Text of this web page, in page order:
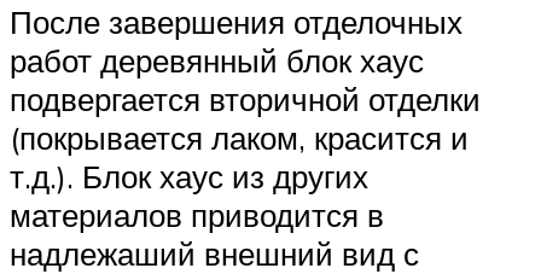
После завершения отделочных
работ деревянный блок хаус
подвергается вторичной отделки
(покрывается лаком, красится и
т.д.). Блок хаус из других
материалов приводится в
надлежаший внешний вид с